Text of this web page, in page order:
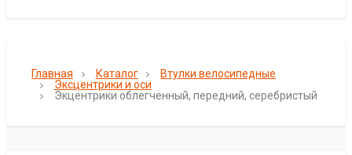
Главная Каталог
Втулки велосипедные
Эксцентрики и оси
Экцентрики облегченный, передний, серебристый